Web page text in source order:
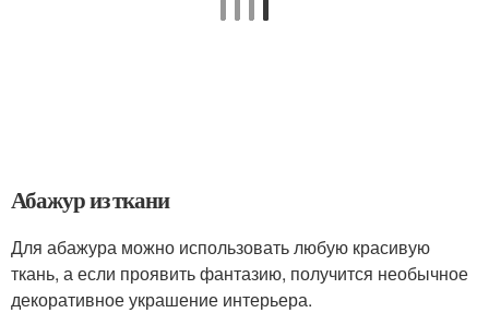
Абажур из ткани
Для абажура можно использовать любую красивую
ткань, а если проявить фантазию, получится необычное
декоративное украшение интерьера.